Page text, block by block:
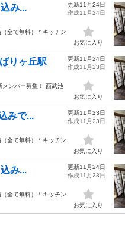
み...
全て無料） * キッチン
更新11月24日
作成11月24日
お気に入り
りヶ丘駅
メンバー募集！ 西武池
更新11月24日
作成11月23日
お気に入り
みで...
全て無料） * キッチン
更新11月23日
作成11月23日
お気に入り
み...
全て無料） * キッチン
更新11月24日
作成11月23日
お気に入り